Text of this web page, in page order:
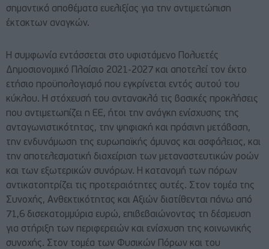
σημαντικά αποθέματα ευελιξίας για την αντιμετώπιση
έκτακτων αναγκών.
Η συμφωνία εντάσσεται στο υφιστάμενο Πολυετές
Δημοσιονομικό Πλαίσιο 2021-2027 και αποτελεί τον έκτο
ετήσιο προϋπολογισμό που εγκρίνεται εντός αυτού του
κύκλου. Η στόχευσή του αντανακλά τις βασικές προκλήσεις
που αντιμετωπίζει η ΕΕ, ήτοι την ανάγκη ενίσχυσης της
ανταγωνιστικότητας, την ψηφιακή και πράσινη μετάβαση,
την ενδυνάμωση της ευρωπαϊκής άμυνας και ασφάλειας, και
την αποτελεσματική διαχείριση των μεταναστευτικών ροών
και των εξωτερικών συνόρων. Η κατανομή των πόρων
αντικατοπτρίζει τις προτεραιότητες αυτές. Στον τομέα της
Συνοχής, Ανθεκτικότητας και Αξιών διατίθενται πάνω από
71,6 δισεκατομμύρια ευρώ, επιβεβαιώνοντας τη δέσμευση
για στήριξη των περιφερειών και ενίσχυση της κοινωνικής
συνοχής. Στον τομέα των Φυσικών Πόρων και του